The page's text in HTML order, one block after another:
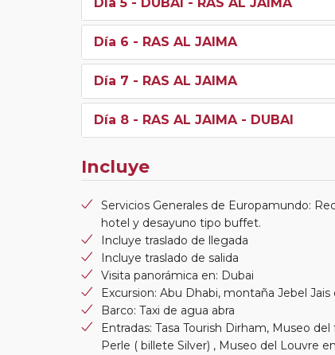
Día 6 - RAS AL JAIMA
Día 7 - RAS AL JAIMA
Día 8 - RAS AL JAIMA - DUBAI
Incluye
Servicios Generales de Europamundo:
hotel y desayuno tipo buffet.
Incluye traslado de llegada
Incluye traslado de salida
Visita panorámica en: Dubai
Excursion: Abu Dhabi, montaña Jebel Jais
Barco: Taxi de agua abra
Entradas: Tasa Tourish Dirham, Museo
Perle ( billete Silver) , Museo del Louvre